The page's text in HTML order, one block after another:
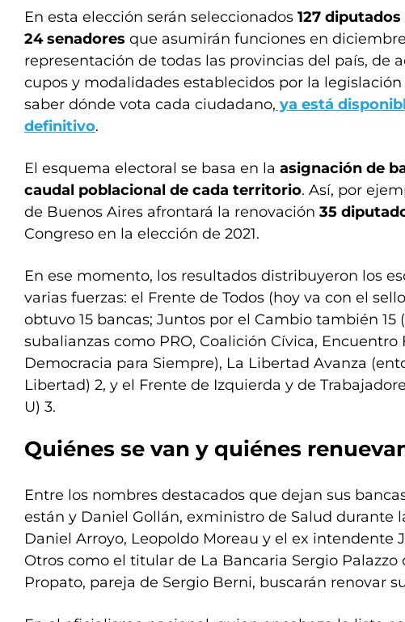
En esta elección serán seleccionados 127 diputados
24 senadores que asumirán funciones en
representación de todas las provincias del país, de
cupos y modalidades establecidos por la legislación
saber dónde vota cada ciudadano, ya está
definitivo.
El esquema electoral se basa en la asignación de
caudal poblacional de cada territorio. Así, por
de Buenos Aires afrontará la renovación 35
Congreso en la elección de 2021.
En ese momento, los resultados distribuyeron los
varias fuerzas: el Frente de Todos (hoy va con el
obtuvo 15 bancas; Juntos por el Cambio también 15
subalianzas como PRO, Coalición Cívica, Encuentro
Democracia para Siempre), La Libertad Avanza
Libertad) 2, y el Frente de Izquierda y de
U) 3.
Quiénes se van y quiénes
Entre los nombres destacados que dejan sus
están y Daniel Gollán, exministro de Salud durante
Daniel Arroyo, Leopoldo Moreau y el ex intendente
Otros como el titular de La Bancaria Sergio Palazzo
Propato, pareja de Sergio Berni, buscarán renovar